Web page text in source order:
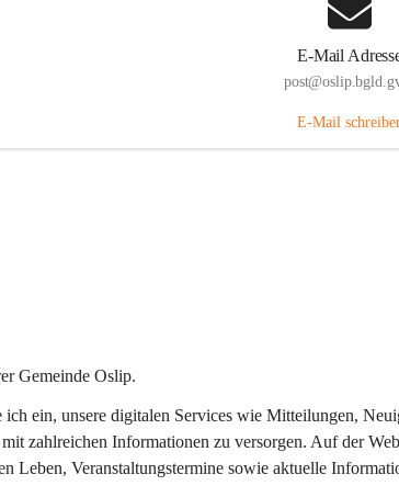
E-Mail
E-Mail
Gemeinde Oslip.
ich ein, unsere digitalen Services wie Mitteilungen,
zahlreichen Informationen zu versorgen. Auf der
Leben, Veranstaltungstermine sowie aktuelle